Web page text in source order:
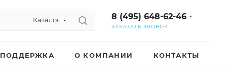
Каталог 8 (495) 648-62-46
ЗАКАЗАТЬ ЗВОНОК
ПОДДЕРЖКА О КОМПАНИИ КОНТАКТЫ